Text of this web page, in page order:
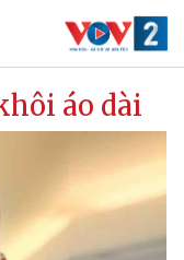
áo dài